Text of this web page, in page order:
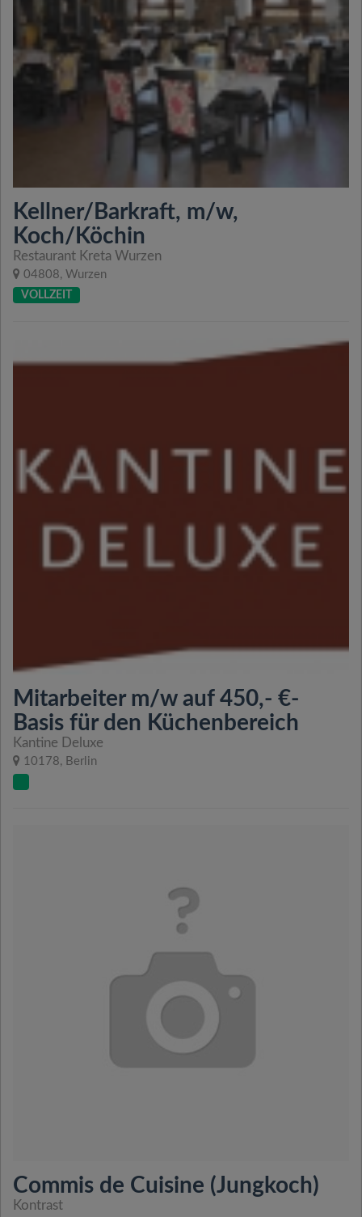
Kellner/Barkraft, m/w,
Koch/Köchin
Restaurant Kreta Wurzen
04808, Wurzen
VOLLZEIT
Mitarbeiter m/w auf 450,- €-
Basis für den Küchenbereich
Kantine Deluxe
10178, Berlin
Commis de Cuisine (Jungkoch)
Kontrast